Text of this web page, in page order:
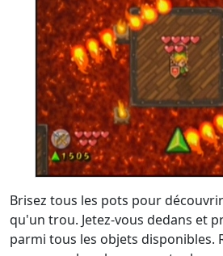
Brisez tous les pots pour
qu'un trou. Jetez-vous dedans et
parmi tous les objets disponibles.